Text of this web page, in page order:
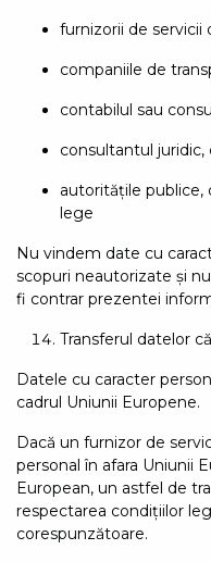
furnizorii de servicii
companiile de
contabilul sau
consultantul juridic,
autoritățile publice,
lege
Nu vindem date cu
scopuri neautorizate și
fi contrar prezentei
Transferul datelor
Datele cu caracter
cadrul Uniunii Europene.
Dacă un furnizor de
personal în afara Uniunii
European, un astfel de
respectarea condițiilor
corespunzătoare.